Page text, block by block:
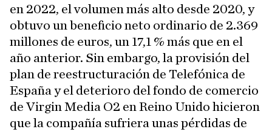
en 2022, el volumen más alto desde 2020, y
obtuvo un beneficio neto ordinario de 2.369
millones de euros, un 17,1 % más que en el
año anterior. Sin embargo, la provisión del
plan de reestructuración de Telefónica de
España y el deterioro del fondo de comercio
de Virgin Media O2 en Reino Unido hicieron
que la compañía sufriera unas pérdidas de